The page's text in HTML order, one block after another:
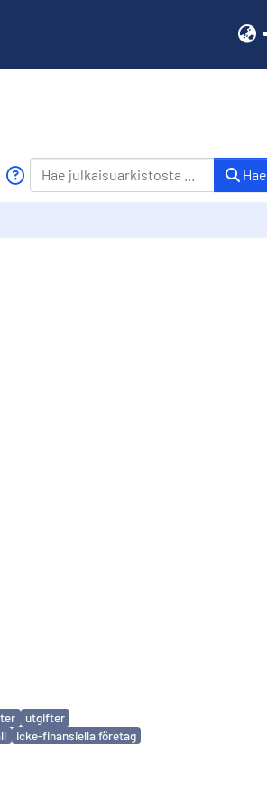
Hae
utgifter
icke-finansiella företag